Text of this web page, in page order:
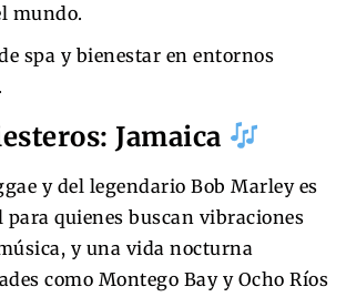
mundo.
spa y bienestar en entornos
Jamaica
y del legendario Bob Marley es
para quienes buscan vibraciones
y una vida nocturna
como Montego Bay y Ocho Ríos